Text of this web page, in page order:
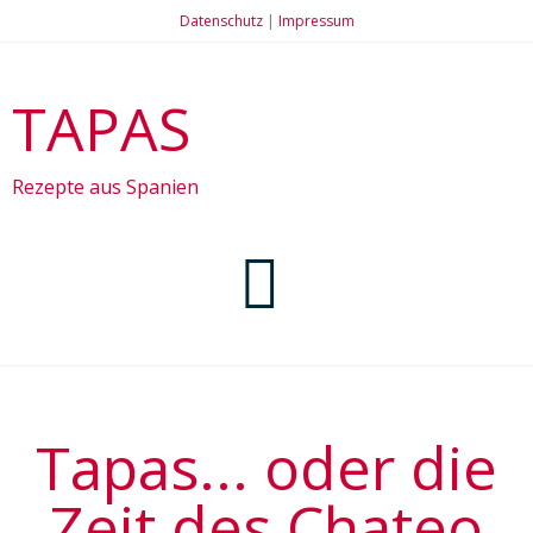
Datenschutz| Impressum
TAPAS
Rezepte aus Spanien
Rezepte
Tapas... oder die